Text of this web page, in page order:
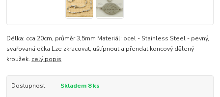
Délka: cca 20cm, průměr 3,5mm Materiál: ocel - Stainless Steel - pevný,
svařovaná očka Lze zkracovat, uštípnout a přendat koncový dělený
kroužek. celý popis
Dostupnost Skladem 8 ks